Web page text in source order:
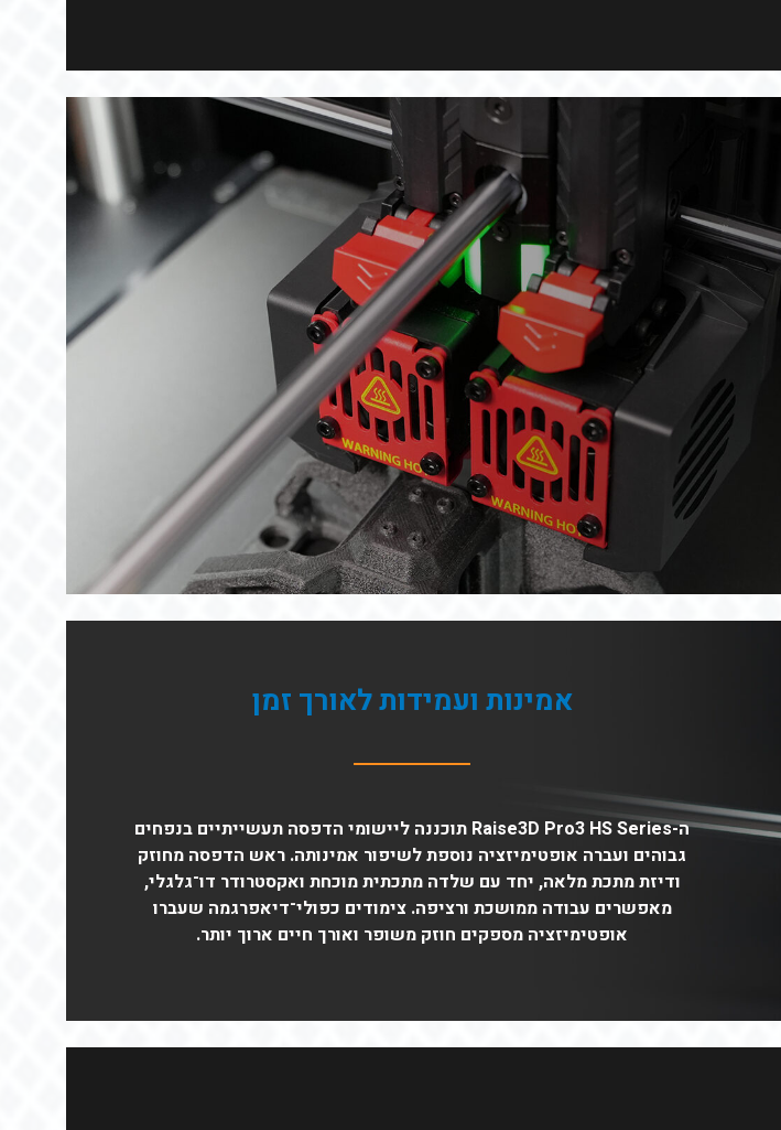
אמינות ועמידות לאורך זמן
ה-Raise3D Pro3 HS Series תוכננה ליישומי הדפסה תעשייתיים בנפחים
גבוהים ועברה אופטימיזציה נוספת לשיפור אמינותה. ראש הדפסה מחוזק
ודיזת מתכת מלאה, יחד עם שלדה מתכתית מוכחת ואקסטרודר דו־גלגלי,
מאפשרים עבודה ממושכת ורציפה. צימודים כפולי־דיאפרגמה שעברו
אופטימיזציה מספקים חוזק משופר ואורך חיים ארוך יותר.